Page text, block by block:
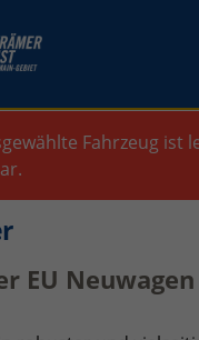
Fahrzeug ist
EU Neuwagen